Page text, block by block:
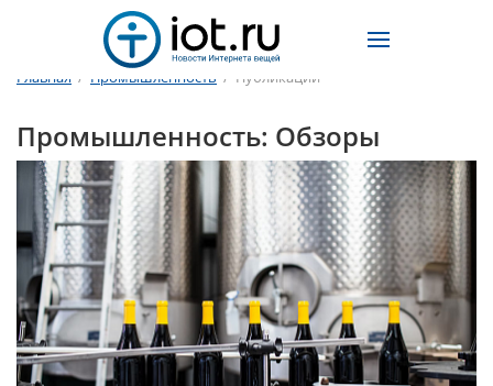
Главная / Промышленность / Публикации
Промышленность: Обзоры